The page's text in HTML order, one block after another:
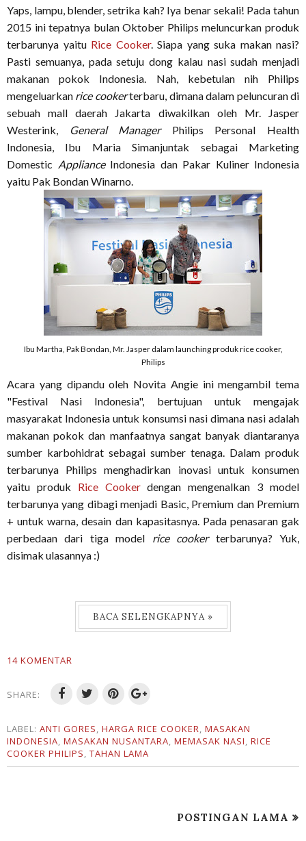
Yaps, lampu, blender, setrika kah? Iya benar sekali! Pada tahun
2015 ini tepatnya bulan Oktober Philips meluncurkan produk
terbarunya yaitu Rice Cooker. Siapa yang suka makan nasi?
Pasti semuanya, pada setuju dong kalau nasi sudah menjadi
makanan pokok Indonesia. Nah, kebetulan nih Philips
mengeluarkan rice cookerterbaru, dimana dalam peluncuran di
sebuah mall daerah Jakarta diwakilkan oleh Mr. Jasper
Westerink,
General ManagerPhilips Personal Health
Indonesia, Ibu Maria Simanjuntak sebagai Marketing
Domestic Appliance Indonesia dan Pakar Kuliner Indonesia
yaitu Pak Bondan Winarno.
Ibu Martha, Pak Bondan, Mr. Jasper dalam launching produk rice cooker,
Philips
Acara yang dipandu oleh Novita Angie ini mengambil tema
"Festival Nasi Indonesia", bertujuan untuk mengajak
masyarakat Indonesia untuk konsumsi nasi dimana nasi adalah
makanan pokok dan manfaatnya sangat banyak diantaranya
sumber karbohidrat sebagai sumber tenaga. Dalam produk
terbarunya Philips menghadirkan inovasi untuk konsumen
yaitu produk Rice Cookerdengan mengenalkan 3 model
terbarunya yang dibagi menjadi Basic, Premium dan Premium
+ untuk warna, desain dan kapasitasnya. Pada penasaran gak
perbedaan dari tiga model rice cookerterbarunya? Yuk,
disimak ulasannya :)
BACA SELENGKAPNYA »
14 KOMENTAR
SHARE:
LABEL: ANTI GORES, HARGA RICE COOKER, MASAKAN
INDONESIA, MASAKAN NUSANTARA, MEMASAK NASI, RICE
COOKER PHILIPS, TAHAN LAMA
POSTINGAN LAMA